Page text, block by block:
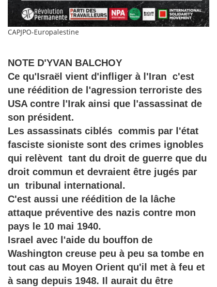
CAPJPO-Europalestine
NOTE D'YVAN BALCHOY
Ce qu'Israël vient d'infliger à l'Iran c'est
une réédition de l'agression terroriste des
USA contre l'Irak ainsi que l'assassinat de
son président.
Les assassinats ciblés commis par l'état
fasciste sioniste sont des crimes ignobles
qui relèvent tant du droit de guerre que du
droit commun et devraient être jugés par
un tribunal international.
C'est aussi une réédition de la lâche
attaque préventive des nazis contre mon
pays le 10 mai 1940.
Israel avec l'aide du bouffon de
Washington creuse peu à peu sa tombe en
tout cas au Moyen Orient qu'il met à feu et
à sang depuis 1948. Il aurait du être